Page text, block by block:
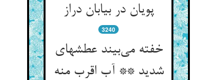
پویان در بیابان دراز
3240
خفته می‌بیند عطشهای
شدید ** آب اقرب منه